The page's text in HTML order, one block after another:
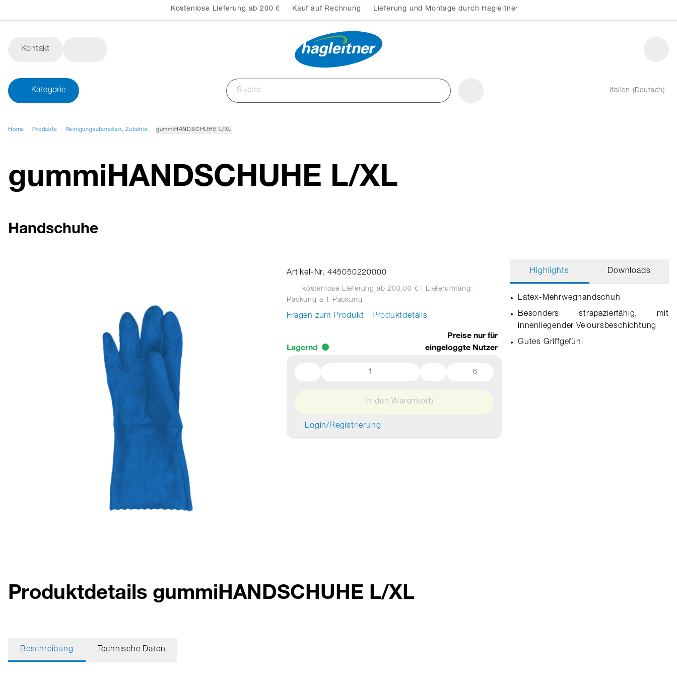
Kostenlose Lieferung ab 200 € Kauf auf Rechnung Lieferung und Montage durch Hagleitner
Kontakt
Kategorie Italien (Deutsch)
Home Produkte Reinigungsutensilien, Zubehör gummiHANDSCHUHE L/XL
gummiHANDSCHUHE L/XL
Handschuhe
Artikel-Nr. 445050220000
kostenlose Lieferung ab 200,00 € | Lieferumfang:
Packung à 1 Packung
Fragen zum Produkt Produktdetails
Lagernd
Preise nur für
eingeloggte Nutzer
6
In den Warenkorb
Login/Registrierung
Highlights Downloads
Latex-Mehrweghandschuh
Besonders strapazierfähig, mit
innenliegender Veloursbeschichtung
Gutes Griffgefühl
Produktdetails gummiHANDSCHUHE L/XL
Beschreibung Technische Daten